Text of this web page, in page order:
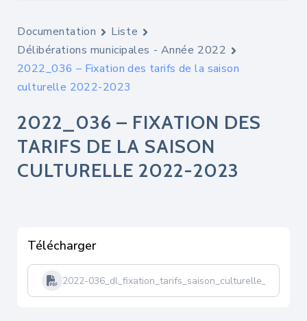
Documentation
Liste
Délibérations municipales - Année 2022
2022_036 – Fixation des tarifs de la saison
culturelle 2022-2023
2022_036 – FIXATION DES
TARIFS DE LA SAISON
CULTURELLE 2022-2023
Télécharger
2022-036_dl_fixation_tarifs_saison_culturelle_2022-